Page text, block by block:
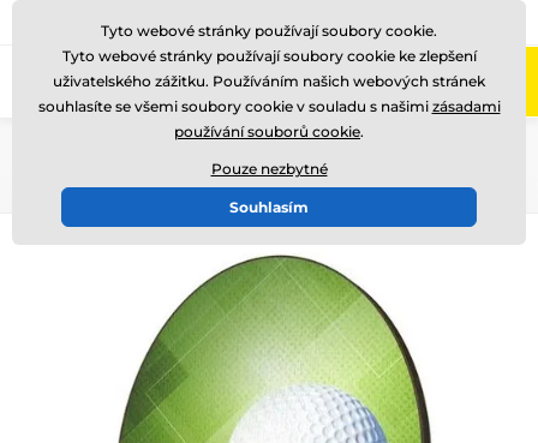
Zavolejte nám (Po-Pá 8-17)
Tyto webové stránky používají soubory cookie.
Tyto webové stránky používají soubory cookie ke zlepšení
uživatelského zážitku. Používáním našich webových stránek
souhlasíte se všemi soubory cookie v souladu s našimi zásadami
používání souborů cookie.
Pouze nezbytné
Souhlasím